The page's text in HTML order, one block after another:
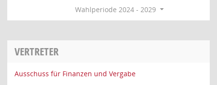
Wahlperiode 2024 - 2029
VERTRETER
Ausschuss für Finanzen und Vergabe